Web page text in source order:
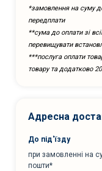
*замовлення на суму
передплати
**сума до оплати зі
перевищувати
***послуга оплати
товару та додатково
Адресна
До під'їзду
при замовленні на
пошти*